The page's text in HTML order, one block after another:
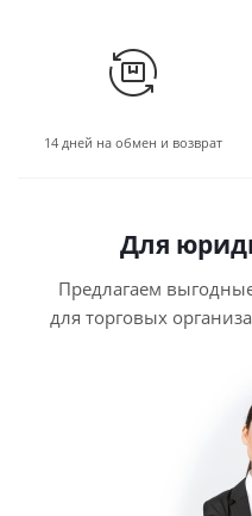
14 дней на обмен и возврат
Для
Предлагаем
для торговых